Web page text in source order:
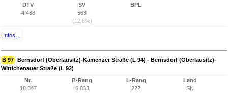
DTV
4.468
SV
563
(12,6%)
BPL
Infos...
B 97 Bernsdorf (Oberlausitz)-Kamenzer Straße (L 94) - Bernsdorf (Oberlausitz)-
Wittichenauer Straße (L 92)
Nr.
10.847
B-Rang
6.033
L-Rang
222
Land
SN